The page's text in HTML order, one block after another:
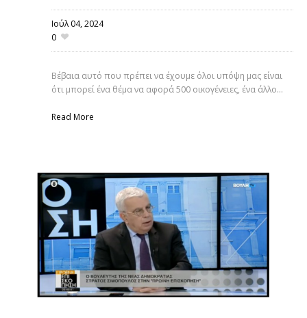
Ιούλ 04,2024
0
Βέβαια αυτό που πρέπει να έχουμε όλοι υπόψη μας είναι
ότι μπορεί ένα θέμα να αφορά 500 οικογένειες, ένα άλλο...
Read More